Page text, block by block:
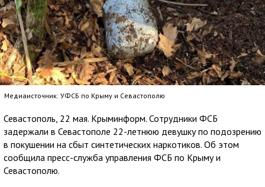
Медиаисточник: УФСБ по Крыму и Севастополю
Севастополь, 22 мая. Крыминформ. Сотрудники ФСБ
задержали в Севастополе 22-летнюю девушку по подозрению
в покушении на сбыт синтетических наркотиков. Об этом
сообщила пресс-служба управления ФСБ по Крыму и
Севастополю.